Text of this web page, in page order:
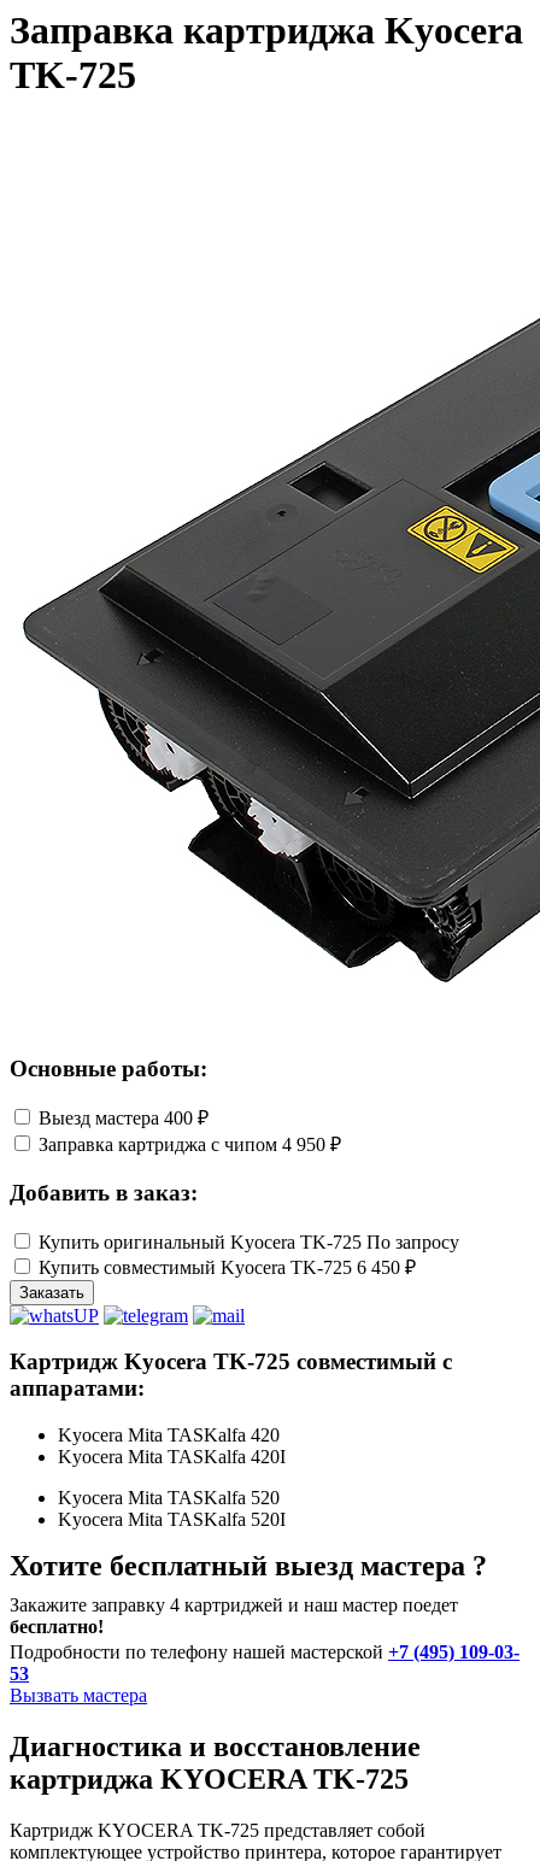
Заправка картриджа Kyocera
TK-725
Основные работы:
Выезд мастера 400 ₽
Заправка картриджа с чипом 4 950 ₽
Добавить в заказ:
Купить оригинальный Kyocera TK-725 По запросу
Купить совместимый Kyocera TK-725 6 450 ₽
Заказать
Картридж Kyocera TK-725 совместимый с
аппаратами:
Kyocera Mita TASKalfa 420
Kyocera Mita TASKalfa 420I
Kyocera Mita TASKalfa 520
Kyocera Mita TASKalfa 520I
Хотите бесплатный выезд мастера ?
Закажите заправку 4 картриджей и наш мастер поедет
бесплатно!
Подробности по телефону нашей мастерской +7 (495) 109-03-
53
Вызвать мастера
Диагностика и восстановление
картриджа KYOCERA TK-725
Картридж KYOCERA TK-725 представляет собой
комплектующее устройство принтера, которое гарантирует